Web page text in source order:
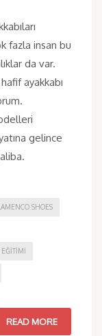
fazla insan bu
da var.
ayakkabı
gelince
SHOES
READ MORE